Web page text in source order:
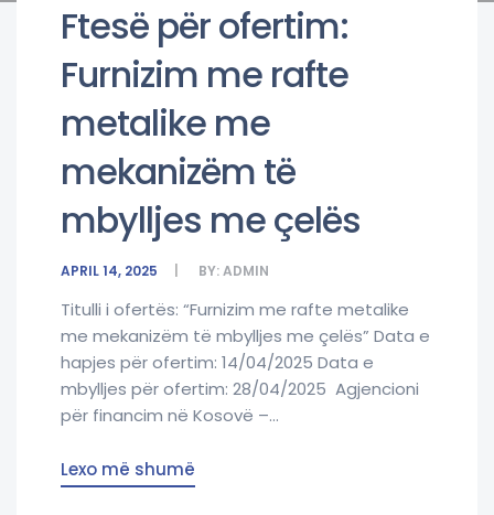
Ftesë për ofertim:
Furnizim me rafte
metalike me
mekanizëm të
mbylljes me çelës
APRIL 14, 2025 BY:ADMIN
Titulli i ofertës: “Furnizim me rafte metalike
me mekanizëm të mbylljes me çelës” Data e
hapjes për ofertim: 14/04/2025 Data e
mbylljes për ofertim: 28/04/2025 Agjencioni
për financim në Kosovë –...
Lexo më shumë